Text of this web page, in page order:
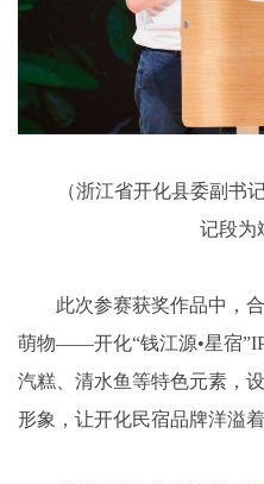
（浙江省开化县委副 书
记段为
此次参赛获奖作品中，
萌物——开化“钱江源•星宿
汽糕、清水鱼等特色元素，
形象，让开化民宿品牌洋溢着